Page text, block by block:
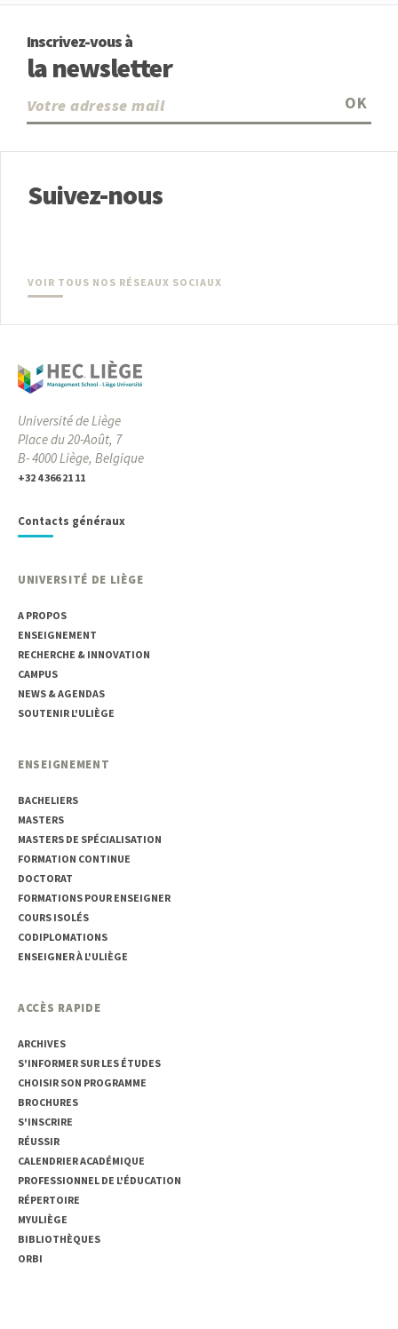
Inscrivez-vous à
la newsletter
OK
Suivez-nous
VOIR TOUS NOS RÉSEAUX SOCIAUX
Université de Liège
Place du 20-Août, 7
B- 4000 Liège, Belgique
+32 4 366 21 11
Contacts généraux
UNIVERSITÉ DE LIÈGE
A PROPOS
ENSEIGNEMENT
RECHERCHE & INNOVATION
CAMPUS
NEWS & AGENDAS
SOUTENIR L'ULIÈGE
ENSEIGNEMENT
BACHELIERS
MASTERS
MASTERS DE SPÉCIALISATION
FORMATION CONTINUE
DOCTORAT
FORMATIONS POUR ENSEIGNER
COURS ISOLÉS
CODIPLOMATIONS
ENSEIGNER À L'ULIÈGE
ACCÈS RAPIDE
ARCHIVES
S'INFORMER SUR LES ÉTUDES
CHOISIR SON PROGRAMME
BROCHURES
S'INSCRIRE
RÉUSSIR
CALENDRIER ACADÉMIQUE
PROFESSIONNEL DE L'ÉDUCATION
RÉPERTOIRE
MYULIÈGE
BIBLIOTHÈQUES
ORBI